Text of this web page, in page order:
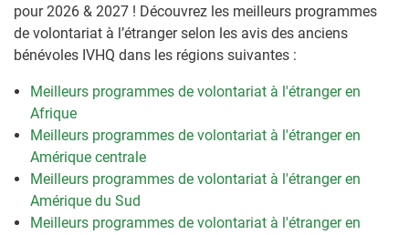
pour 2026 & 2027 ! Découvrez les meilleurs programmes
de volontariat à l’étranger selon les avis des anciens
bénévoles IVHQ dans les régions suivantes :
Meilleurs programmes de volontariat à l'étranger en
Afrique
Meilleurs programmes de volontariat à l'étranger en
Amérique centrale
Meilleurs programmes de volontariat à l'étranger en
Amérique du Sud
Meilleurs programmes de volontariat à l'étranger en